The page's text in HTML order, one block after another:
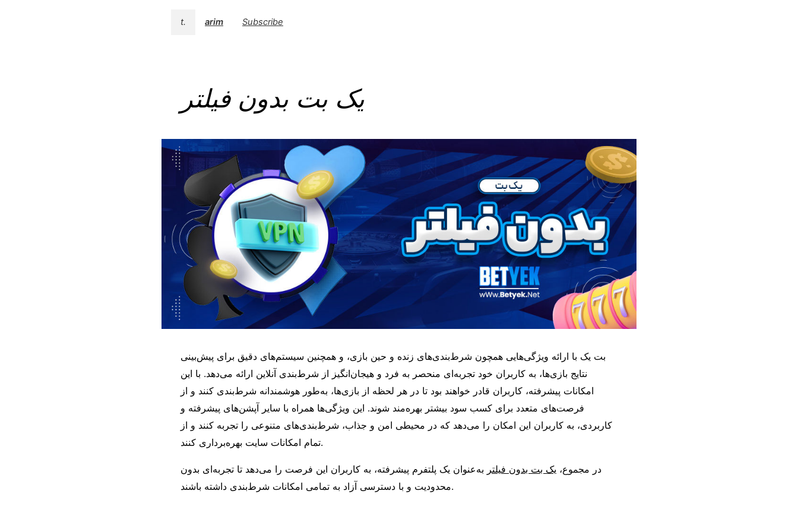
t. arim Subscribe
یک بت بدون فیلتر
بت یک با ارائه ویژگی‌هایی همچون شرط‌بندی‌های زنده و حین بازی، و همچنین سیستم‌های دقیق برای پیش‌بینی
نتایج بازی‌ها، به کاربران خود تجربه‌ای منحصر به فرد و هیجان‌انگیز از شرط‌بندی آنلاین ارائه می‌دهد. با این
امکانات پیشرفته، کاربران قادر خواهند بود تا در هر لحظه از بازی‌ها، به‌طور هوشمندانه شرط‌بندی کنند و از
فرصت‌های متعدد برای کسب سود بیشتر بهره‌مند شوند. این ویژگی‌ها همراه با سایر آپشن‌های پیشرفته و
کاربردی، به کاربران این امکان را می‌دهد که در محیطی امن و جذاب، شرط‌بندی‌های متنوعی را تجربه کنند و از
تمام امکانات سایت بهره‌برداری کنند.
در مجموع، یک بت بدون فیلتر به‌عنوان یک پلتفرم پیشرفته، به کاربران این فرصت را می‌دهد تا تجربه‌ای بدون
محدودیت و با دسترسی آزاد به تمامی امکانات شرط‌بندی داشته باشند.